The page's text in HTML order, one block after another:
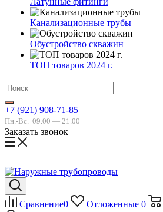
Канализационные трубы
Обустройство скважин
ТОП товаров 2024 г.
+7 (921) 908-71-85
Пн.-Вс. 09.00 — 21.00
Заказать звонок
Сравнение0 Отложенные 0